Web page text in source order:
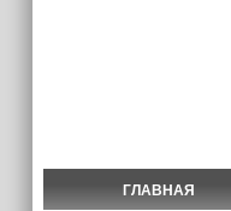
ГЛАВНАЯ